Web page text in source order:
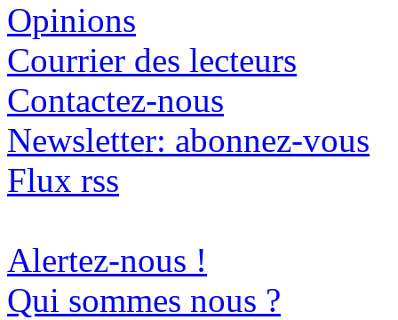
Opinions
Courrier des lecteurs
Contactez-nous
Newsletter: abonnez-vous
Flux rss
Alertez-nous !
Qui sommes nous ?